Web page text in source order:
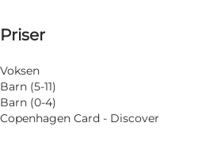
Filtrér efter måned
6 August
Torsdag
7 August
Fredag
8 August
Priser
Voksen
Barn (5-11)
Barn (0-4)
Copenhagen Card - Discover